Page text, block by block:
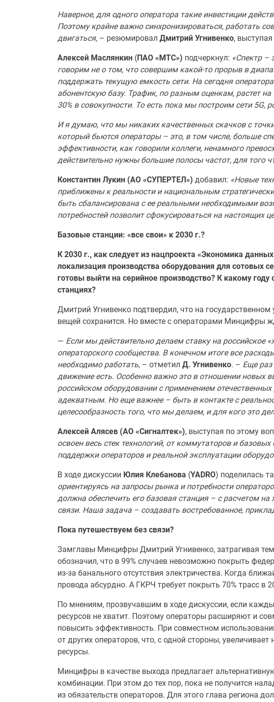
Наверное, для одного оператора такие инвестиции
Поэтому крайне важно синхронизироваться, работать
двигаться, – резюмировал Дмитрий Угнивенко,
Алексей Маслянкин (ПАО «МТС») подчеркнул: «Спектр –
говорим не о том, что совершим какой-то прорыв в
поддержать текущую емкость сети. На сегодня
абонентскую базу. Трафик, по разным оценкам, растет
30% в совокупности. То есть пока мы построим сети 5G,
И я думаю, что мы никаких качественных скачков с
который бьются операторы – это, в том числе, больше
эффективности, как говорили коллеги, ненамного
действительно нужны большие полосы частот, для того
Константин Лукин (АО «СУПЕРТЕЛ») добавил: «Новые
приближены к реальности и национальным
быть сбалансирована с ее реальными необходимыми
потребностей позволит сфокусироваться на настоящих
Базовые станции: «все свои» к 2030 г.?
К 2030 г., как следует из нацпроекта «Экономика
локализация производства оборудования для сотовых
готовы выйти на серийное производство? К какому
станциях?
Дмитрий Угнивенко подтвердил, что на
вещей сохранится. Но вместе с операторами Минцифры
— Если мы действительно делаем ставку на российское
операторского сообщества. В конечном итоге все
необходимо работать, – отметил Д. Угнивенко. – Еще раз
движение есть. Особенно важно это в отношении новых
российском оборудовании с применением
адекватным. Но еще важнее – быть в контакте с
целесообразность того, что мы делаем, и для кого это
Алексей Алясев (АО «Сигналтек»), выступая по этому
освоен весь стек технологий, от коммутаторов и
поддержки операторов и реальной эксплуатации
В ходе дискуссии Юлия Клебанова (YADRO) поделилась
ориентируясь на запросы рынка и потребности
должна обеспечить его базовая станция – с расчетом
связи. Наша задача – создавать востребованное,
Пока путешествуем без связи?
Замглавы Минцифры Дмитрий Угнивенко, затрагивая
обозначил, что в 99% случаев невозможно покрыть
из-за банального отсутствия электричества. Когда
провода абсурдно. А ГКРЧ требует покрыть 70% трасс в
По мнениям, прозвучавшим в ходе дискуссии, если
ресурсов не хватит. Поэтому операторы расширяют и
повысить эффективность. При совместном
от других операторов, что, с одной стороны,
ресурсы.
Минцифры в качестве выхода предлагает
комбинации. При этом до тех пор, пока не получится
из обязательств операторов. Для этого глава региона